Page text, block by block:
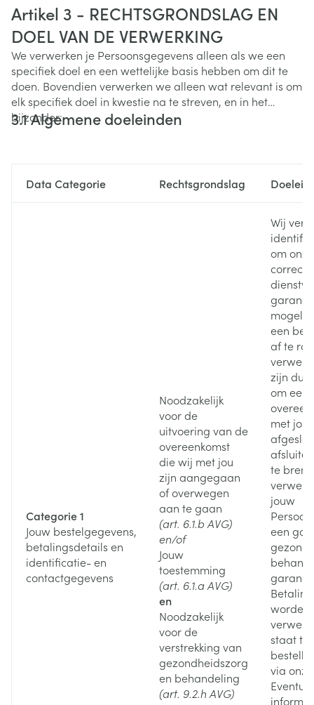
Artikel 3 - RECHTSGRONDSLAG EN
DOEL VAN DE VERWERKING
We verwerken je Persoonsgegevens alleen als we een
specifiek doel en een wettelijke basis hebben om dit te
doen. Bovendien verwerken we alleen wat relevant is om
elk specifiek doel in kwestie na te streven, en in het
bijzonder:
3.1 Algemene doeleinden
Data Categorie Rechtsgrondslag
Categorie 1
Jouw bestelgegevens,
betalingsdetails en
identificatie- en
contactgegevens
Noodzakelijk
voor de
uitvoering van de
overeenkomst
die wij met jou
zijn aangegaan
of overwegen
aan te gaan
(art. 6.1.b AVG)
en/of
Jouw
toestemming
(art. 6.1.a AVG)
en
Noodzakelijk
voor de
verstrekking van
gezondheidszorg
en behandeling
(art. 9.2.h AVG)
Wij
om
correcte
een
af te
zijn dus
om een
met jou
te
jouw
een
worden
staat te
via